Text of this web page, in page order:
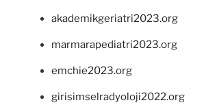
akademikgeriatri2023.org
marmarapediatri2023.org
emchie2023.org
girisimselradyoloji2022.org